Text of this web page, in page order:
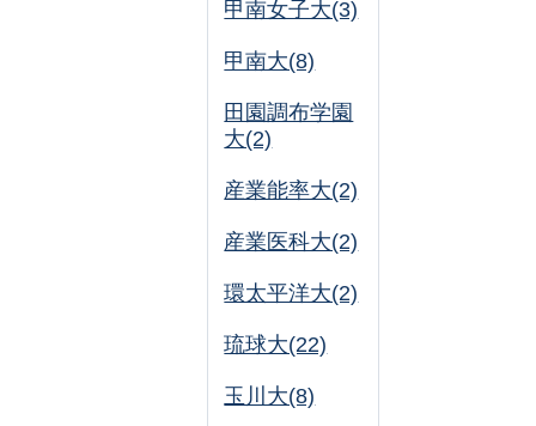
甲南女子大(3)
甲南大(8)
田園調布学園
大(2)
産業能率大(2)
産業医科大(2)
環太平洋大(2)
琉球大(22)
玉川大(8)